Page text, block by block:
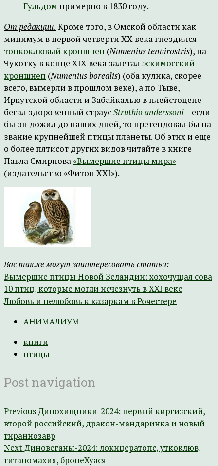
Гульдом примерно в 1830 году.
От редакции. Кроме того, в Омской области как
минимум в первой четверти XX века гнездился
тонкоклювый кроншнеп (Numenius tenuirostris), на
Чукотку в конце XIX века залетал эскимосский
кроншнеп (Numenius borealis) (оба кулика, скорее
всего, вымерли в прошлом веке), а по Тыве,
Иркутской области и Забайкалью в плейстоцене
бегал здоровенный страусStruthio anderssoni– если
бы он дожил до наших дней, то претендовал бы на
звание крупнейшей птицы планеты. Об этих и еще
о более пятисот других видов читайте в книге
Павла Смирнова«Вымершие птицы мира»
(издательство «Фитон XXI»).
Вас также могут заинтересовать статьи:
Вымершие птицы Новой Зеландии: хохочущая сова
10 птиц, которые могли исчезнуть в XXI веке
Любовь и нелюбовь к казаркам в Рочестере
АНИМАЛИУМ
книги
птицы
Post navigation
Previous Динохищники-2024: первый киргизский,
второй российский, дракон-мандаринка и новый
тираннозавр
Next Диновеганы-2024: локицератопс, уткоклюв,
титаномахия, бронеХуася